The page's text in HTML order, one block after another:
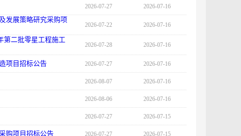
2026-07-27 2026-07-16
发展策略研究采购项
2026-07-22 2026-07-16
第二批零星工程施工
2026-07-28 2026-07-16
项目招标公告 2026-07-27 2026-07-16
2026-08-07 2026-07-16
2026-08-06 2026-07-16
2026-07-27 2026-07-15
购项目招标公告 2026-07-27 2026-07-15